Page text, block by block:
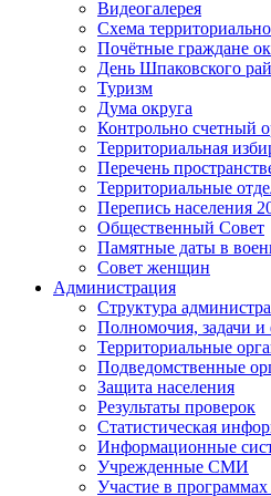
Видеогалерея
Схема
Почётные граждане
День Шпаковского
Туризм
Дума округа
Контрольно счетный
Территориальная
Перечень
Территориальные
Перепись населения
Общественный Совет
Памятные даты в
Совет женщин
Администрация
Структура
Полномочия, задачи
Территориальные
Подведомственные
Защита населения
Результаты проверок
Статистическая
Информационные
Учрежденные СМИ
Участие в